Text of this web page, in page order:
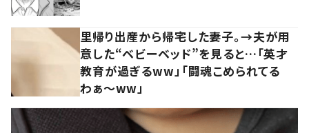
里帰り出産から帰宅した妻子。→夫が用
意した“ベビーベッド”を見ると…「英才
教育が過ぎるww」「闘魂こめられてる
わぁ～ww」